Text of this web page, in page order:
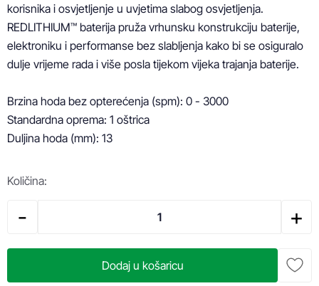
korisnika i osvjetljenje u uvjetima slabog osvjetljenja.
REDLITHIUM™ baterija pruža vrhunsku konstrukciju baterije,
elektroniku i performanse bez slabljenja kako bi se osiguralo
dulje vrijeme rada i više posla tijekom vijeka trajanja baterije.
Brzina hoda bez opterećenja (spm): 0 - 3000
Standardna oprema: 1 oštrica
Duljina hoda (mm): 13
Količina:
- +
Dodaj u košaricu